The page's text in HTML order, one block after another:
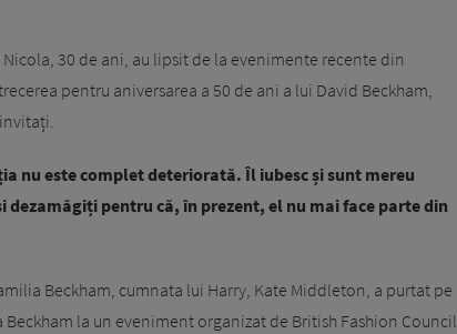
30 de ani, au lipsit de la evenimente recente din
pentru aniversarea a 50 de ani a lui David Beckham,
invitați.
nu este complet deteriorată. Îl iubesc și sunt mereu
dezamăgiți pentru că, în prezent, el nu mai face parte din
Beckham, cumnata lui Harry, Kate Middleton, a purtat pe
la un eveniment organizat de British Fashion Council